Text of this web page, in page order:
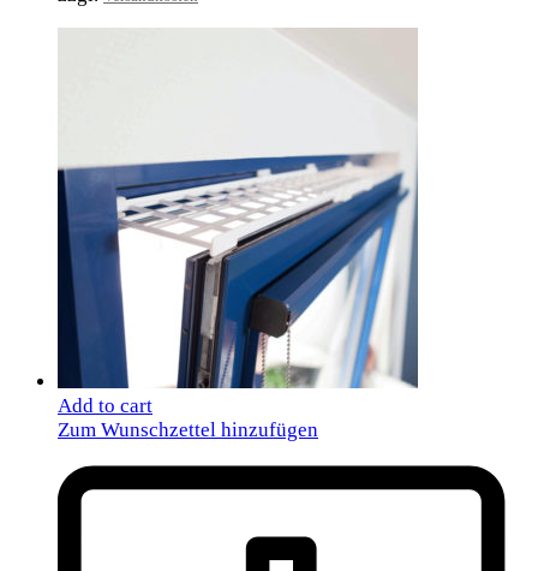
Add to cart
Zum Wunschzettel hinzufügen